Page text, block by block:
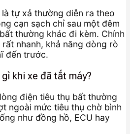
tự xả thường diễn ra theo
cạn sạch chỉ sau một đêm
thường khác đi kèm. Chính
nhanh, khả năng dòng rò
đến trước.
khi xe đã tắt máy?
điện tiêu thụ bất thường
ngoài mức tiêu thụ chờ bình
như đồng hồ, ECU hay